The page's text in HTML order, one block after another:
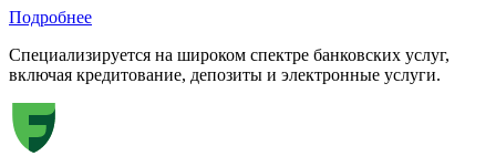
Подробнее
Специализируется на широком спектре банковских услуг,
включая кредитование, депозиты и электронные услуги.